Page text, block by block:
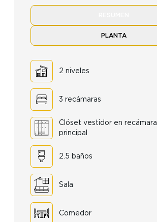
PLANTA
2 niveles
3 recámaras
Clóset vestidor en recámara
principal
2.5 baños
Sala
Comedor